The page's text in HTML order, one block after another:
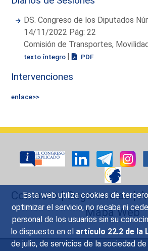
Esta web utiliza cookies de
optimizar el servicio, no recaba ni
personal de los usuarios sin su
lo dispuesto en el artículo 22.2 de la
de julio, de servicios de la sociedad
DS. Congreso de los Diputados
14/11/2022 Pág: 22
Comisión de Transportes,
texto íntegro | PDF
Intervenciones
enlace>>
Contacto|Sugerencias|
Mapa Web